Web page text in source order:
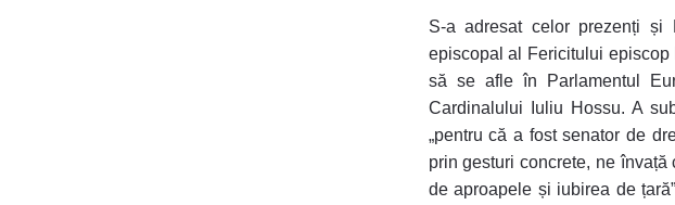
S-a adresat celor prezenți și
episcopal al Fericitului
să se afle în Parlamentul
Cardinalului Iuliu Hossu. A
„pentru că a fost senator de
prin gesturi concrete, ne
de aproapele și iubirea de